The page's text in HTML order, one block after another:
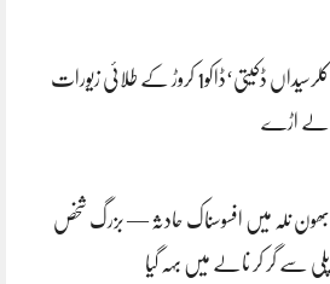
کلرسیداں ڈکیتی‘ڈاکو1 کروڑ کے طلائی زیورات
لے اڑے
بھون نلہ میں افسوسناک حادثہ — بزرگ شخص
پلی سے گر کر نالے میں بہہ گیا